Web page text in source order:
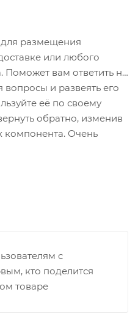
размещения
или любого
Поможет вам ответить на
и развеять его
её по своему
обратно, изменив
компонента. Очень
с
кто поделится
товаре